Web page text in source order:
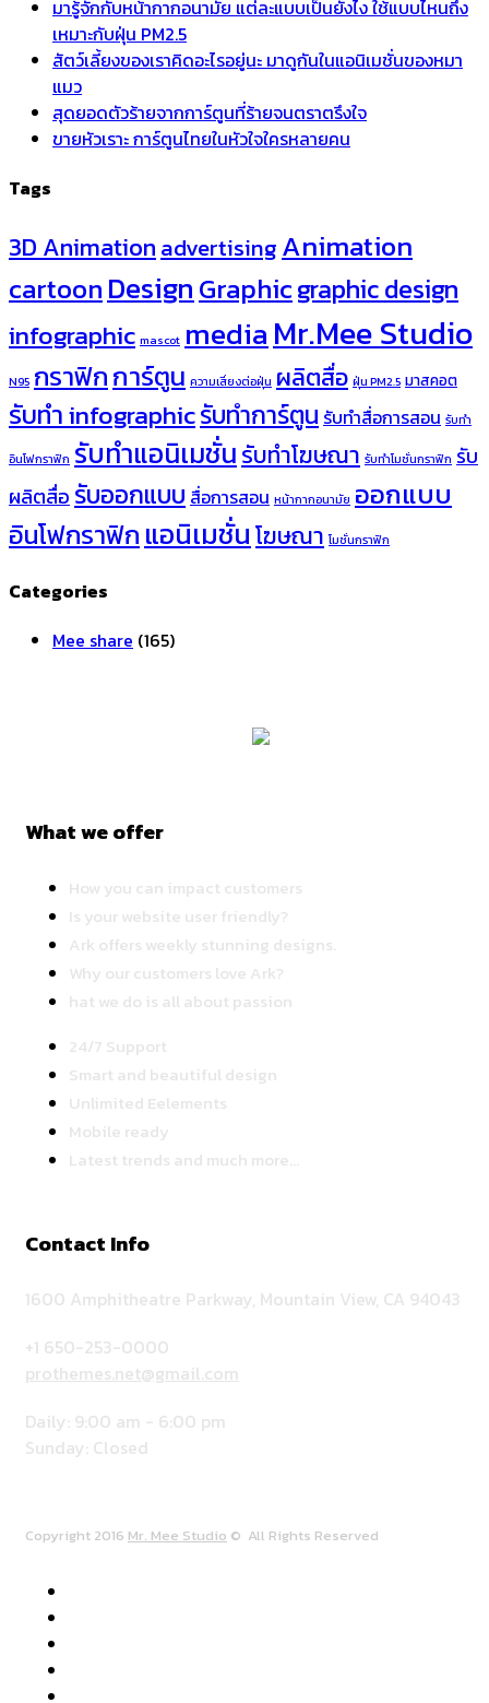
มารู้จักกับหน้ากากอนามัย แต่ละแบบเป็นยังไง ใช้แบบไหนถึง
เหมาะกับฝุ่น PM2.5
สัตว์เลี้ยงของเราคิดอะไรอยู่นะ มาดูกันในแอนิเมชั่นของหมา
แมว
สุดยอดตัวร้ายจากการ์ตูนที่ร้ายจนตราตรึงใจ
ขายหัวเราะ การ์ตูนไทยในหัวใจใครหลายคน
Tags
3D AnimationadvertisingAnimation
cartoonDesignGraphicgraphic design
infographic mascot mediaMr.Mee Studio
N95 กราฟิกการ์ตูน ความเสี่ยงต่อฝุ่น ผลิตสื่อ ฝุ่น PM2.5 มาสคอต
รับทำ infographicรับทำการ์ตูน รับทำสื่อการสอน รับทำ
อินโฟกราฟิก รับทำแอนิเมชั่นรับทำโฆษณา รับทำโมชั่นกราฟิก รับ
ผลิตสื่อ รับออกแบบ สื่อการสอน หน้ากากอนามัย ออกแบบ
อินโฟกราฟิก แอนิเมชั่นโฆษณา โมชั่นกราฟิก
Categories
Mee share (165)
What we offer
How you can impact customers
Is your website user friendly?
Ark offers weekly stunning designs.
Why our customers love Ark?
hat we do is all about passion
24/7 Support
Smart and beautiful design
Unlimited Eelements
Mobile ready
Latest trends and much more...
Contact Info
1600 Amphitheatre Parkway, Mountain View, CA 94043
+1 650-253-0000
prothemes.net@gmail.com
Daily: 9:00 am - 6:00 pm
Sunday: Closed
Copyright 2016 Mr. Mee Studio © All Rights Reserved